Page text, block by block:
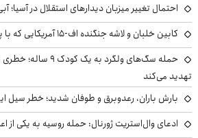
احتمال تغییر میزبان دیدارهای استقلال در آسیا؛
کابین خلبان و لاشه جنگنده اف-۱۵ آمریکایی که با پدافند ایران سرنگون شد
حمله سگ‌های ولگرد به
تهدید می‌کند
بارش باران، رعدوبرق و طوفان شدید؛ خطر سیل
ادعای وال‌استریت ژورنال: حمله روسیه به یکی